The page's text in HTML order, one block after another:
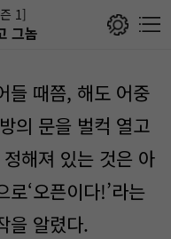
1]
그놈
들 때쯤, 해도 어중
의 문을 벌컥 열고
해져 있는 것은 아
‘오픈이다!’라는
을 알렸다.